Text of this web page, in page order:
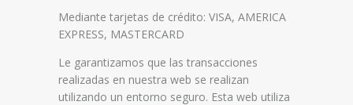
Mediante tarjetas de crédito: VISA, AMERICA
EXPRESS, MASTERCARD
Le garantizamos que las transacciones
realizadas en nuestra web se realizan
utilizando un entorno seguro. Esta web utiliza